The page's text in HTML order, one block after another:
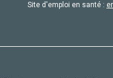
Site d'emploi en santé :